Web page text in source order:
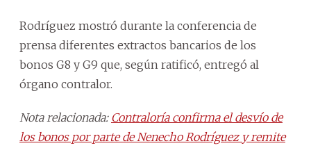
Rodríguez mostró durante la conferencia de
prensa diferentes extractos bancarios de los
bonos G8 y G9 que, según ratificó, entregó al
órgano contralor.
Nota relacionada: Contraloría confirma el desvío de
los bonos por parte de Nenecho Rodríguez y remite